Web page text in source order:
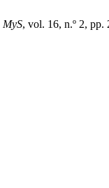
MyS, vol. 16, n.º 2, pp.